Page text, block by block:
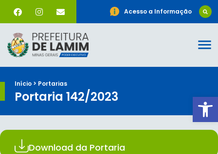
Acesso a Informação
Início > Portarias
Portaria 142/2023
Download da Portaria